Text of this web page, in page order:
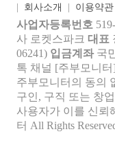
회사소개 이용약관
사업자등록번호
사 로켓스파크 대표
06241) 입금계좌 국
톡 채널 [주부모니
주부모니터의 동의
구인, 구직 또는 창
사용자가 이를 신뢰
터 All Rights